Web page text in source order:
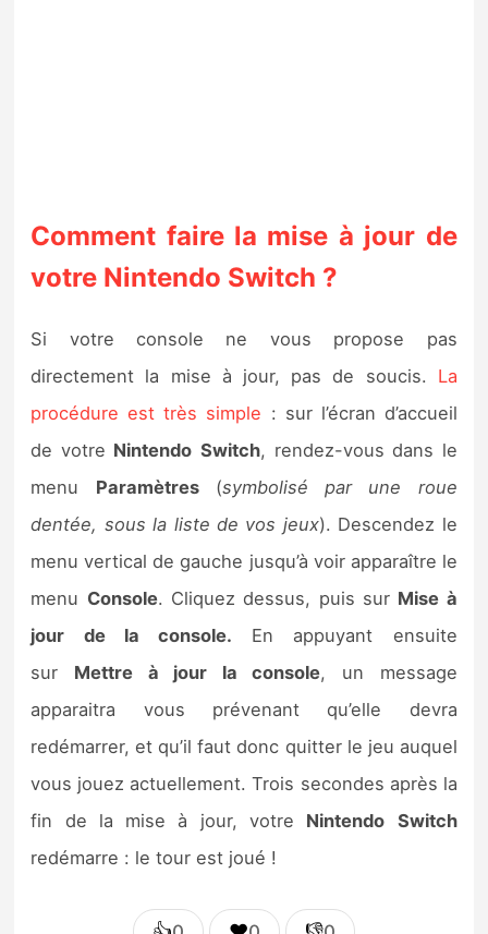
Comment faire la mise à jour de
votre Nintendo Switch ?
Si votre console ne vous propose pas
directement la mise à jour, pas de soucis. La
procédure est très simple : sur l’écran d’accueil
de votre Nintendo Switch, rendez-vous dans le
menu Paramètres(symbolisé par une roue
dentée, sous la liste de vos jeux). Descendez le
menu vertical de gauche jusqu’à voir apparaître le
menu Console. Cliquez dessus, puis sur Mise à
jour de la console. En appuyant ensuite
sur Mettre à jour la console, un message
apparaitra vous prévenant qu’elle devra
redémarrer, et qu’il faut donc quitter le jeu auquel
vous jouez actuellement. Trois secondes après la
fin de la mise à jour, votre Nintendo Switch
redémarre : le tour est joué !